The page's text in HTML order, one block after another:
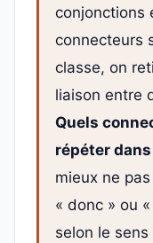
conjonctions
connecteurs
classe, on
liaison entre
Quels
répéter
mieux ne
« donc » ou
selon le